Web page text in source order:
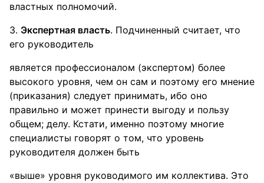
властных полномочий.
3. Экспертная власть. Подчиненный считает, что
его руководитель
является профессионалом (экспертом) более
высокого уровня, чем он сам и поэтому его мнение
(приказания) следует принимать, ибо оно
правильно и может принести выгоду и пользу
общем; делу. Кстати, именно поэтому многие
специалисты говорят о том, что уровень
руководителя должен быть
«выше» уровня руководимого им коллектива. Это